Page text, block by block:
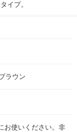
イプ。
ラウン
お使いください。非